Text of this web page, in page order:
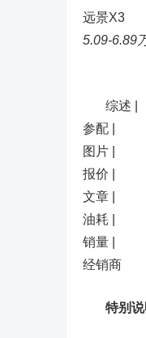
远景X3
5.09-6.89
综述 |
参配 |
图片 |
报价 |
文章 |
油耗 |
销量 |
经销商
特别说